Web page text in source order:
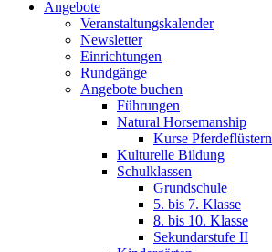
Angebote
Veranstaltungskalender
Newsletter
Einrichtungen
Rundgänge
Angebote buchen
Führungen
Natural Horsemanship
Kurse Pferdeflüstern
Kulturelle Bildung
Schulklassen
Grundschule
5. bis 7. Klasse
8. bis 10. Klasse
Sekundarstufe II